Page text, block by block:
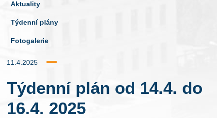
Aktuality
Týdenní plány
Fotogalerie
11.4.2025
Týdenní plán od 14.4. do
16.4. 2025